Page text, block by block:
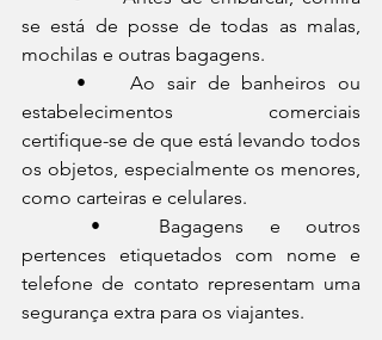
se está de posse de todas as malas,
mochilas e outras bagagens.
estabelecimentos comerciais
certifique-se de que está levando todos
os objetos, especialmente os menores,
como carteiras e celulares.
pertences etiquetados com nome e
telefone de contato representam uma
segurança extra para os viajantes.